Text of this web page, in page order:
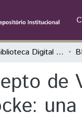
UNILA | Biblioteca Digital de Trabalhos de Conclusão de Curso
de